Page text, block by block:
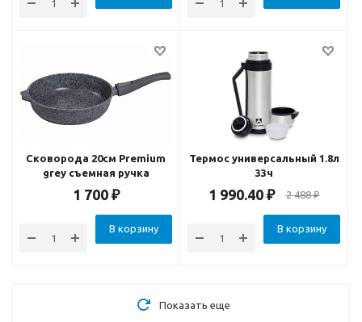
Сковорода 20см Premium
grey съемная ручка
1 700₽
В корзину
Термос универсальный 1.8л
33ч
1 990.40₽ 2 488₽
В корзину
Показать еще